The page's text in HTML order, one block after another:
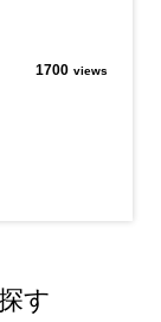
1700 views
す